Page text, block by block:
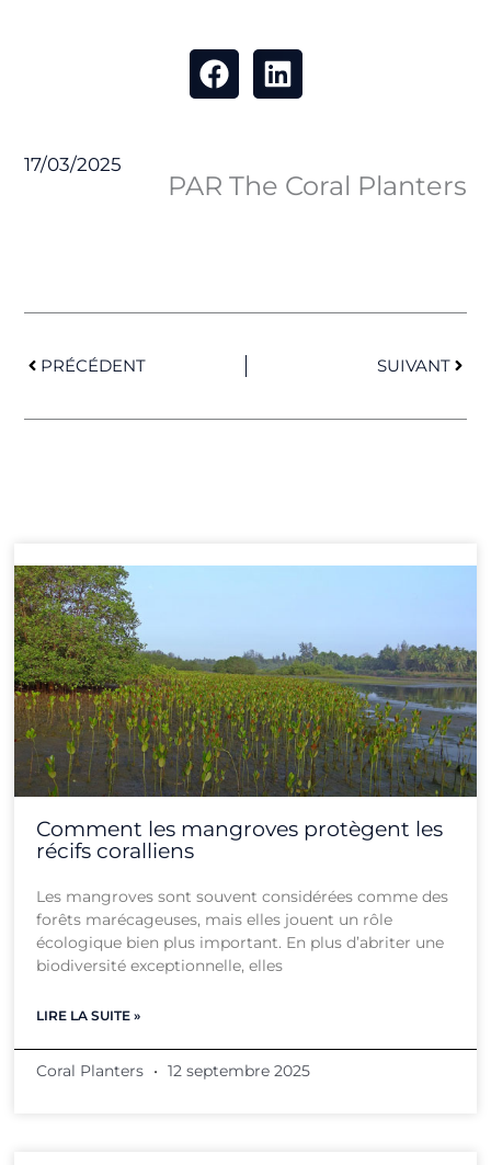
17/03/2025
PAR The Coral Planters
PRÉCÉDENT SUIVANT
Comment les mangroves protègent les
récifs coralliens
Les mangroves sont souvent considérées comme des
forêts marécageuses, mais elles jouent un rôle
écologique bien plus important. En plus d’abriter une
biodiversité exceptionnelle, elles
LIRE LA SUITE »
Coral Planters 12 septembre 2025